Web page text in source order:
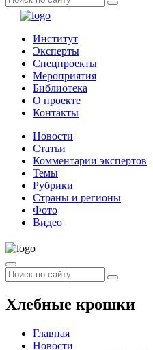
Институт
Эксперты
Спецпроекты
Мероприятия
Библиотека
О проекте
Контакты
Новости
Статьи
Комментарии экспертов
Темы
Рубрики
Страны и регионы
Фото
Видео
Хлебные крошки
Главная
Новости